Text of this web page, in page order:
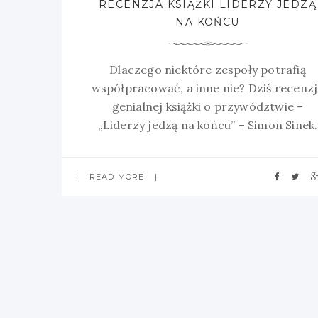
RECENZJA KSIĄŻKI LIDERZY JEDZĄ
NA KOŃCU
Dlaczego niektóre zespoły potrafią
współpracować, a inne nie? Dziś
genialnej książki o przywództwie –
„Liderzy jedzą na końcu” – Simon Sinek.
READ MORE